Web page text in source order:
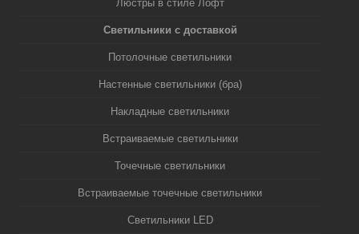
Люстры в стиле Лофт
Светильники с доставкой
Потолочные светильники
Настенные светильники (бра)
Накладные светильники
Встраиваемые светильники
Точечные светильники
Встраиваемые точечные светильники
Светильники LED